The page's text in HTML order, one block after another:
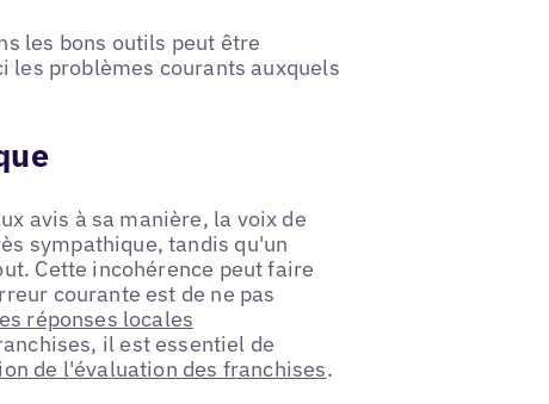
les bons outils peut être
les problèmes courants auxquels
avis à sa manière, la voix de
sympathique, tandis qu'un
Cette incohérence peut faire
courante est de ne pas
réponses locales
il est essentiel de
de l'évaluation des franchises.